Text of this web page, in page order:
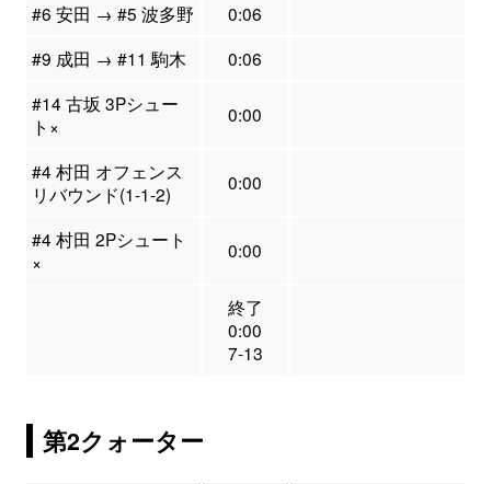
#6 安田 → #5 波多野
0:06
#9 成田 → #11 駒木
0:06
#14 古坂 3Pシュー
ト×
0:00
#4 村田 オフェンス
リバウンド(1-1-2)
0:00
#4 村田 2Pシュート
×
0:00
終了
0:00
7-13
第2クォーター